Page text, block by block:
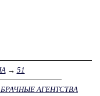
→ 51
АГЕНТСТВА